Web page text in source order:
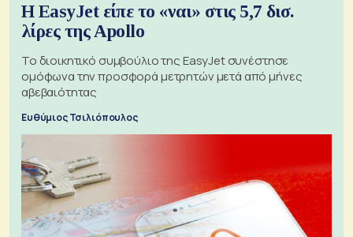
Η EasyJet είπε το «ναι» στις 5,7 δισ.
λίρες της Apollo
Το διοικητικό συμβούλιο της EasyJet συνέστησε
ομόφωνα την προσφορά μετρητών μετά από μήνες
αβεβαιότητας
Ευθύμιος Τσιλιόπουλος